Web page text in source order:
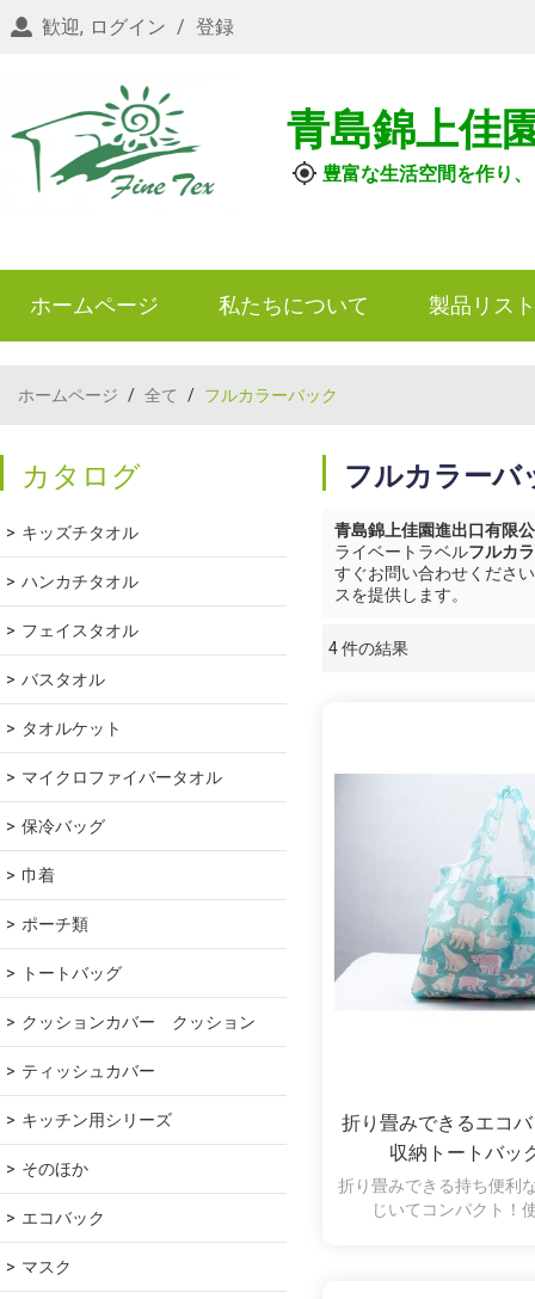
歓迎, ログイン / 登録
青島錦上佳
豊富な生活空間を作り
ホームページ 私たちについて 製品リスト
ホームページ / 全て / フルカラーバック
カタログ
キッズチタオル
ハンカチタオル
フェイスタオル
バスタオル
タオルケット
マイクロファイバータオル
保冷バッグ
巾着
ポーチ類
トートバッグ
クッションカバー　クッション
ティッシュカバー
キッチン用シリーズ
そのほか
エコバック
マスク
フルカラーバ
青島錦上佳園進出口有限
ライベートラベルフルカ
すぐお問い合わせくださ
スを提供します。
4 件の結果
ショーケース
折り畳みできるエコ
収納トートバ
折り畳みできる持ち便
じいてコンパクト！